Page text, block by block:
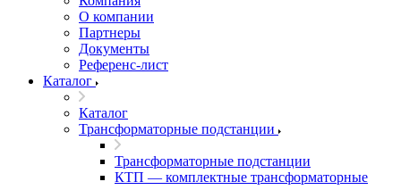
О компании
Партнеры
Документы
Референс-лист
Каталог
Каталог
Трансформаторные подстанции
Трансформаторные подстанции
КТП — комплектные трансформаторные